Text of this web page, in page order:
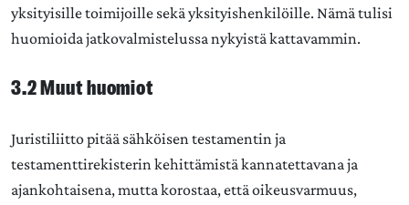
yksityisille toimijoille sekä yksityishenkilöille. Nämä tulisi
huomioida jatkovalmistelussa nykyistä kattavammin.
3.2 Muut huomiot
Juristiliitto pitää sähköisen testamentin ja
testamenttirekisterin kehittämistä kannatettavana ja
ajankohtaisena, mutta korostaa, että oikeusvarmuus,